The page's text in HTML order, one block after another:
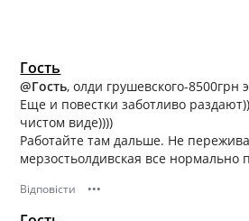
Гость
@Гость, олди грушевского-8500грн
Еще и повестки заботливо
чистом виде))))
Работайте там дальше. Не
мерзостьолдивская все нормально
Відповісти •••